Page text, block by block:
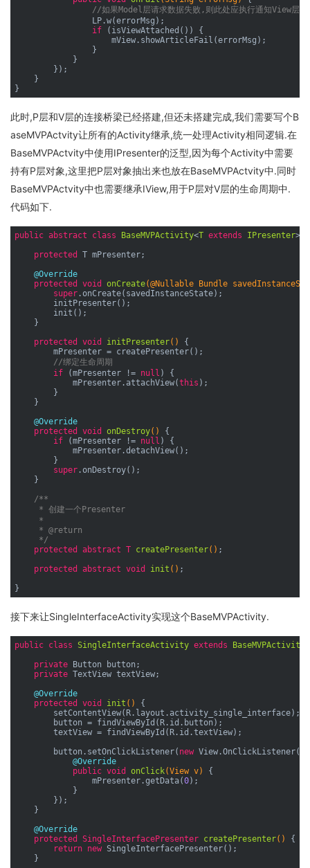
//如果Model层请求数据失败,则此处应执行通知View层的
                LP.w(errorMsg);
if (isViewAttached()) {
                    mView.showArticleFail(errorMsg);
                }
            }
        });
    }
此时,P层和V层的连接桥梁已经搭建,但还未搭建完成,我们需要写个B
aseMVPActvity让所有的Activity继承,统一处理Activity相同逻辑.在
BaseMVPActvity中使用IPresenter的泛型,因为每个Activity中需要
持有P层对象,这里把P层对象抽出来也放在BaseMVPActvity中.同时
BaseMVPActvity中也需要继承IView,用于P层对V层的生命周期中.
代码如下.
public abstract class BaseMVPActivity<T extends IPresenter>
protected
T mPresenter;
@Override
protected
void onCreate(@Nullable Bundle
super .onCreate(savedInstanceState);
        initPresenter();
        init();
    }
protected
void initPresenter()
{
        mPresenter = createPresenter();
//绑定生命周期
if (mPresenter != null ) {
            mPresenter.attachView(
this );
        }
    }
@Override
protected
void onDestroy()
{
if (mPresenter != null ) {
            mPresenter.detachView();
        }
super .onDestroy();
    }
/**
     * 创建一个Presenter
     *
     *
@return
     */
protected
abstract T createPresenter() ;
protected
abstract void init () ;
接下来让SingleInterfaceActivity实现这个BaseMVPActivity.
public class SingleInterfaceActivity extends BaseMVPActivity
private Button button;
private TextView textView;
@Override
protected
void init ()
{
        setContentView(R.layout.activity_single_interface);
        button = findViewById(R.id.button);
        textView = findViewById(R.id.textView);
        button.setOnClickListener(
new View.OnClickListener()
@Override
public void onClick(View v)
{
                mPresenter.getData(
0);
            }
        });
    }
@Override
protected
SingleInterfacePresenter createPresenter()
{
return new SingleInterfacePresenter();
    }